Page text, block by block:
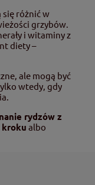
się różnić w
grzybów.
i witaminy z
diety –
ale mogą być
wtedy, gdy
rydzów z
kroku albo